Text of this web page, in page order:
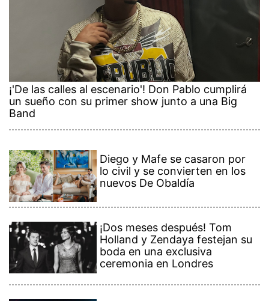
¡'De las calles al escenario'! Don Pablo cumplirá
un sueño con su primer show junto a una Big
Band
Diego y Mafe se casaron por
lo civil y se convierten en los
nuevos De Obaldía
¡Dos meses después! Tom
Holland y Zendaya festejan su
boda en una exclusiva
ceremonia en Londres